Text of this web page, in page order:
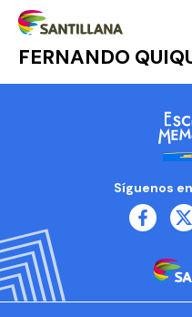
FERNANDO
Síguenos